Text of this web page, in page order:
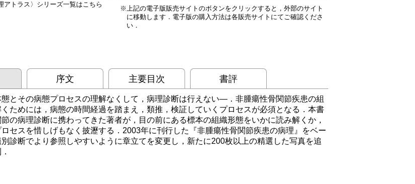
アトラス〉シリーズ一覧はこちら
上記の電子版販売サイトのボタンをクリックすると，外部のサイト
に移動します．電子版の購入方法は各販売サイトにてご確認くださ
い．
序文 主要目次 書評
とその病態プロセスの理解なくして，病理診断は行えない―．非腫瘍性骨関節疾患の組
ためには，病態の時間経過を踏まえ，類推，検証していくプロセスが必須となる．本書
の病理診断に携わってきた著者が，目の前にある標本の組織形態をいかに読み解くか，
セスを惜しげもなく披瀝する．2003年に刊行した『非腫瘍性骨関節疾患の病理』をベー
診断でより参照しやすいように章立てを変更し，新たに200枚以上の精選した写真を追